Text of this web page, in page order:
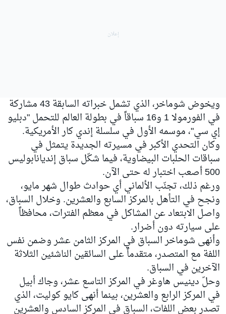
ويخوض شوماخر، الذي تشمل خبراته السابقة 43 مشاركة
في الفورمولا 1 و16 سباقاً في بطولة العالم للتحمل "دبليو
إي سي"، موسمه الأول في سلسلة إندي كار الأمريكية.
وكان التحدي الأكبر في مسيرته الجديدة يتمثل في
سباقات الحلبات البيضاوية، فيما شكّل سباق إنديانابوليس
500 أصعب اختبار له حتى الآن.
ورغم ذلك، تجنّب الألماني أي حوادث طوال شهر مايو،
ونجح في التأهل بالمركز السابع والعشرين. وخلال السباق،
واصل الابتعاد عن المشاكل في معظم الفترات، محافظاً
على سيارته دون أضرار.
وأنهى شوماخر السباق في المركز الثامن عشر وضمن نفس
اللفة مع المتصدر، متقدماً على السائقين الناشئين الثلاثة
الآخرين في السباق.
وحلّ دينيس هاوغر في المركز التاسع عشر، وجاك أبيل
في المركز الرابع والعشرين، بينما أنهى كايو كوليت، الذي
تصدر بعض اللفات، السباق في المركز السادس والعشرين